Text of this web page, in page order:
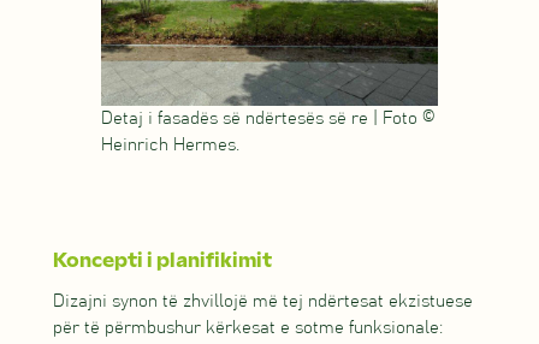
Detaj i fasadës së ndërtesës së re | Foto ©
Heinrich Hermes.
Koncepti i planifikimit
Dizajni synon të zhvillojë më tej ndërtesat ekzistuese
për të përmbushur kërkesat e sotme funksionale: